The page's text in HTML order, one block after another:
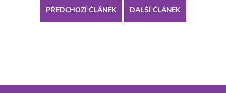
PŘEDCHOZÍ ČLÁNEK DALŠÍ ČLÁNEK